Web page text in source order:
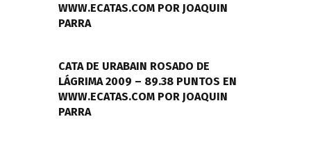
WWW.ECATAS.COM POR JOAQUIN
PARRA
CATA DE URABAIN ROSADO DE
LÁGRIMA 2009 – 89.38 PUNTOS EN
WWW.ECATAS.COM POR JOAQUIN
PARRA